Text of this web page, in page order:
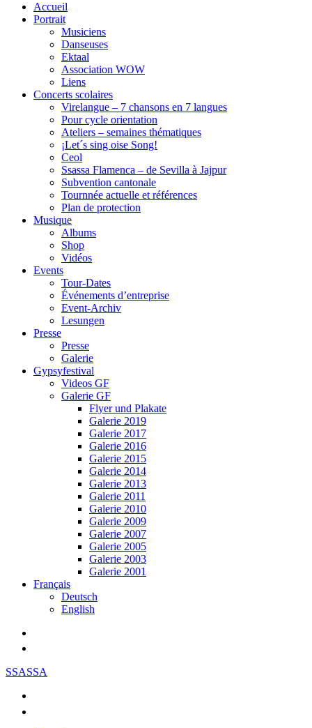
Accueil
Portrait
Musiciens
Danseuses
Ektaal
Association WOW
Liens
Concerts scolaires
Virelangue – 7 chansons en 7 langues
Pour cycle orientation
Ateliers – semaines thématiques
¡Let´s sing oise Song!
Ceol
Ssassa Flamenca – de Sevilla à Jajpur
Subvention cantonale
Tournnée actuelle et références
Plan de protection
Musique
Albums
Shop
Vidéos
Events
Tour-Dates
Événements d’entreprise
Event-Archiv
Lesungen
Presse
Presse
Galerie
Gypsyfestival
Videos GF
Galerie GF
Flyer und Plakate
Galerie 2019
Galerie 2017
Galerie 2016
Galerie 2015
Galerie 2014
Galerie 2013
Galerie 2011
Galerie 2010
Galerie 2009
Galerie 2007
Galerie 2005
Galerie 2003
Galerie 2001
Français
Deutsch
English
SSASSA